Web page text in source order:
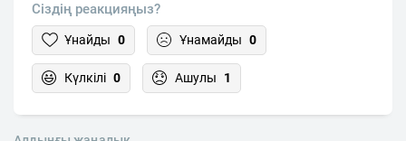
Сіздің реакцияңыз?
Ұнайды 0 Ұнамайды 0
Күлкілі 0 Ашулы 1